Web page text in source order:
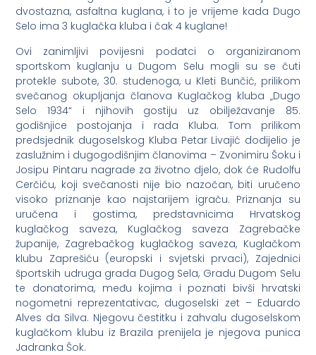
dvostazna, asfaltna kuglana, i to je vrijeme kada Dugo
Selo ima 3 kuglačka kluba i čak 4 kuglane!
Ovi zanimljivi povijesni podatci o organiziranom
sportskom kuglanju u Dugom Selu mogli su se čuti
protekle subote, 30. studenoga, u Kleti Bunčić, prilikom
svečanog okupljanja članova Kuglačkog kluba „Dugo
Selo 1934“ i njihovih gostiju uz obilježavanje 85.
godišnjice postojanja i rada Kluba. Tom prilikom
predsjednik dugoselskog Kluba Petar Livajić dodijelio je
zaslužnim i dugogodišnjim članovima – Zvonimiru Šoku i
Josipu Pintaru nagrade za životno djelo, dok će Rudolfu
Cerčiću, koji svečanosti nije bio nazočan, biti uručeno
visoko priznanje kao najstarijem igraču. Priznanja su
uručena i gostima, predstavnicima Hrvatskog
kuglačkog saveza, Kuglačkog saveza Zagrebačke
županije, Zagrebačkog kuglačkog saveza, Kuglačkom
klubu Zaprešiću (europski i svjetski prvaci), Zajednici
športskih udruga grada Dugog Sela, Gradu Dugom Selu
te donatorima, među kojima i poznati bivši hrvatski
nogometni reprezentativac, dugoselski zet – Eduardo
Alves da Silva. Njegovu čestitku i zahvalu dugoselskom
kuglačkom klubu iz Brazila prenijela je njegova punica
Jadranka Šok.